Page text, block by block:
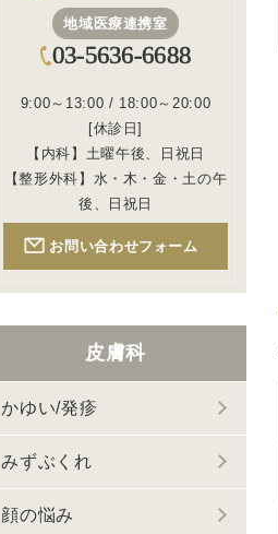
地域医療連携室
03-5636-6688
9:00～13:00 / 18:00～20:00
[休診日]
【内科】土曜午後、日祝日
【整形外科】水・木・金・土の午
後、日祝日
お問い合わせフォーム
皮膚科
かゆい/発疹
みずぶくれ
顔の悩み